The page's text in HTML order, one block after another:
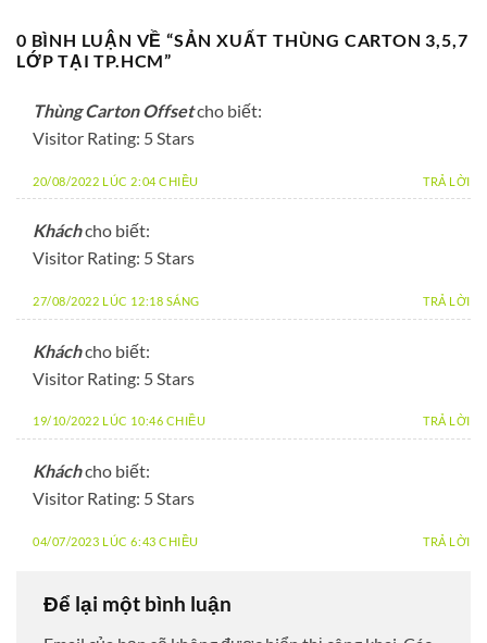
0 BÌNH LUẬN VỀ “SẢN XUẤT THÙNG CARTON 3,5,7
LỚP TẠI TP.HCM”
Thùng Carton Offsetcho biết:
Visitor Rating: 5 Stars
20/08/2022 LÚC 2:04 CHIỀU TRẢ LỜI
Kháchcho biết:
Visitor Rating: 5 Stars
27/08/2022 LÚC 12:18 SÁNG TRẢ LỜI
Kháchcho biết:
Visitor Rating: 5 Stars
19/10/2022 LÚC 10:46 CHIỀU TRẢ LỜI
Kháchcho biết:
Visitor Rating: 5 Stars
04/07/2023 LÚC 6:43 CHIỀU TRẢ LỜI
Để lại một bình luận